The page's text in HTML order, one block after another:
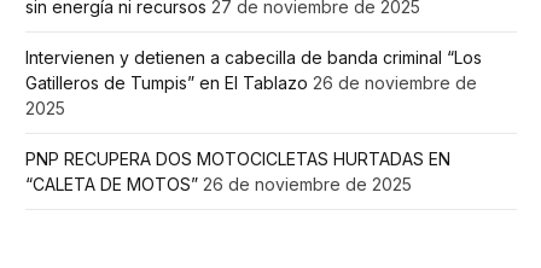
sin energía ni recursos 27 de noviembre de 2025
Intervienen y detienen a cabecilla de banda criminal “Los
Gatilleros de Tumpis” en El Tablazo 26 de noviembre de
2025
PNP RECUPERA DOS MOTOCICLETAS HURTADAS EN
“CALETA DE MOTOS” 26 de noviembre de 2025